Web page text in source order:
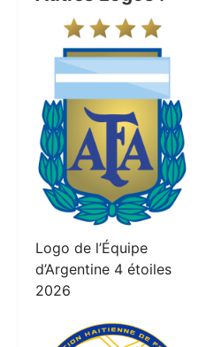
Logo de l’Équipe
d’Argentine 4 étoiles
2026